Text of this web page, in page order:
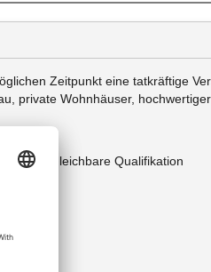
Zeitpunkt eine tatkräftige
private Wohnhäuser,
eine vergleichbare Qualifikation